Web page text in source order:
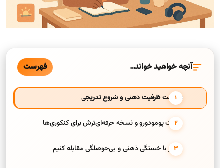
آنچه خواهید خواند… فهرست
شناخت ظرفیت ذهنی و شروع تدریجی
تکنیک پومودورو و نسخه حرفه‌ای‌ترش برای کنکوری‌ها
چطور با خستگی ذهنی و بی‌حوصلگی مقابله کنیم